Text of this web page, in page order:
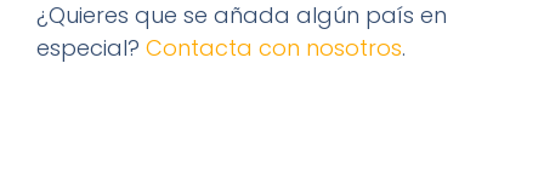
¿Quieres que se añada algún país en
especial? Contacta con nosotros.